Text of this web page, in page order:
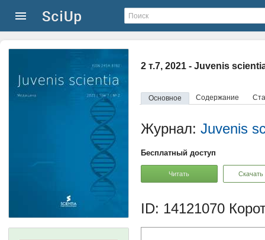
2 т.7, 2021 - Juvenis
Основное Содержание
Журнал: Juvenis
Бесплатный доступ
Читать Скачать
ID: 14121070